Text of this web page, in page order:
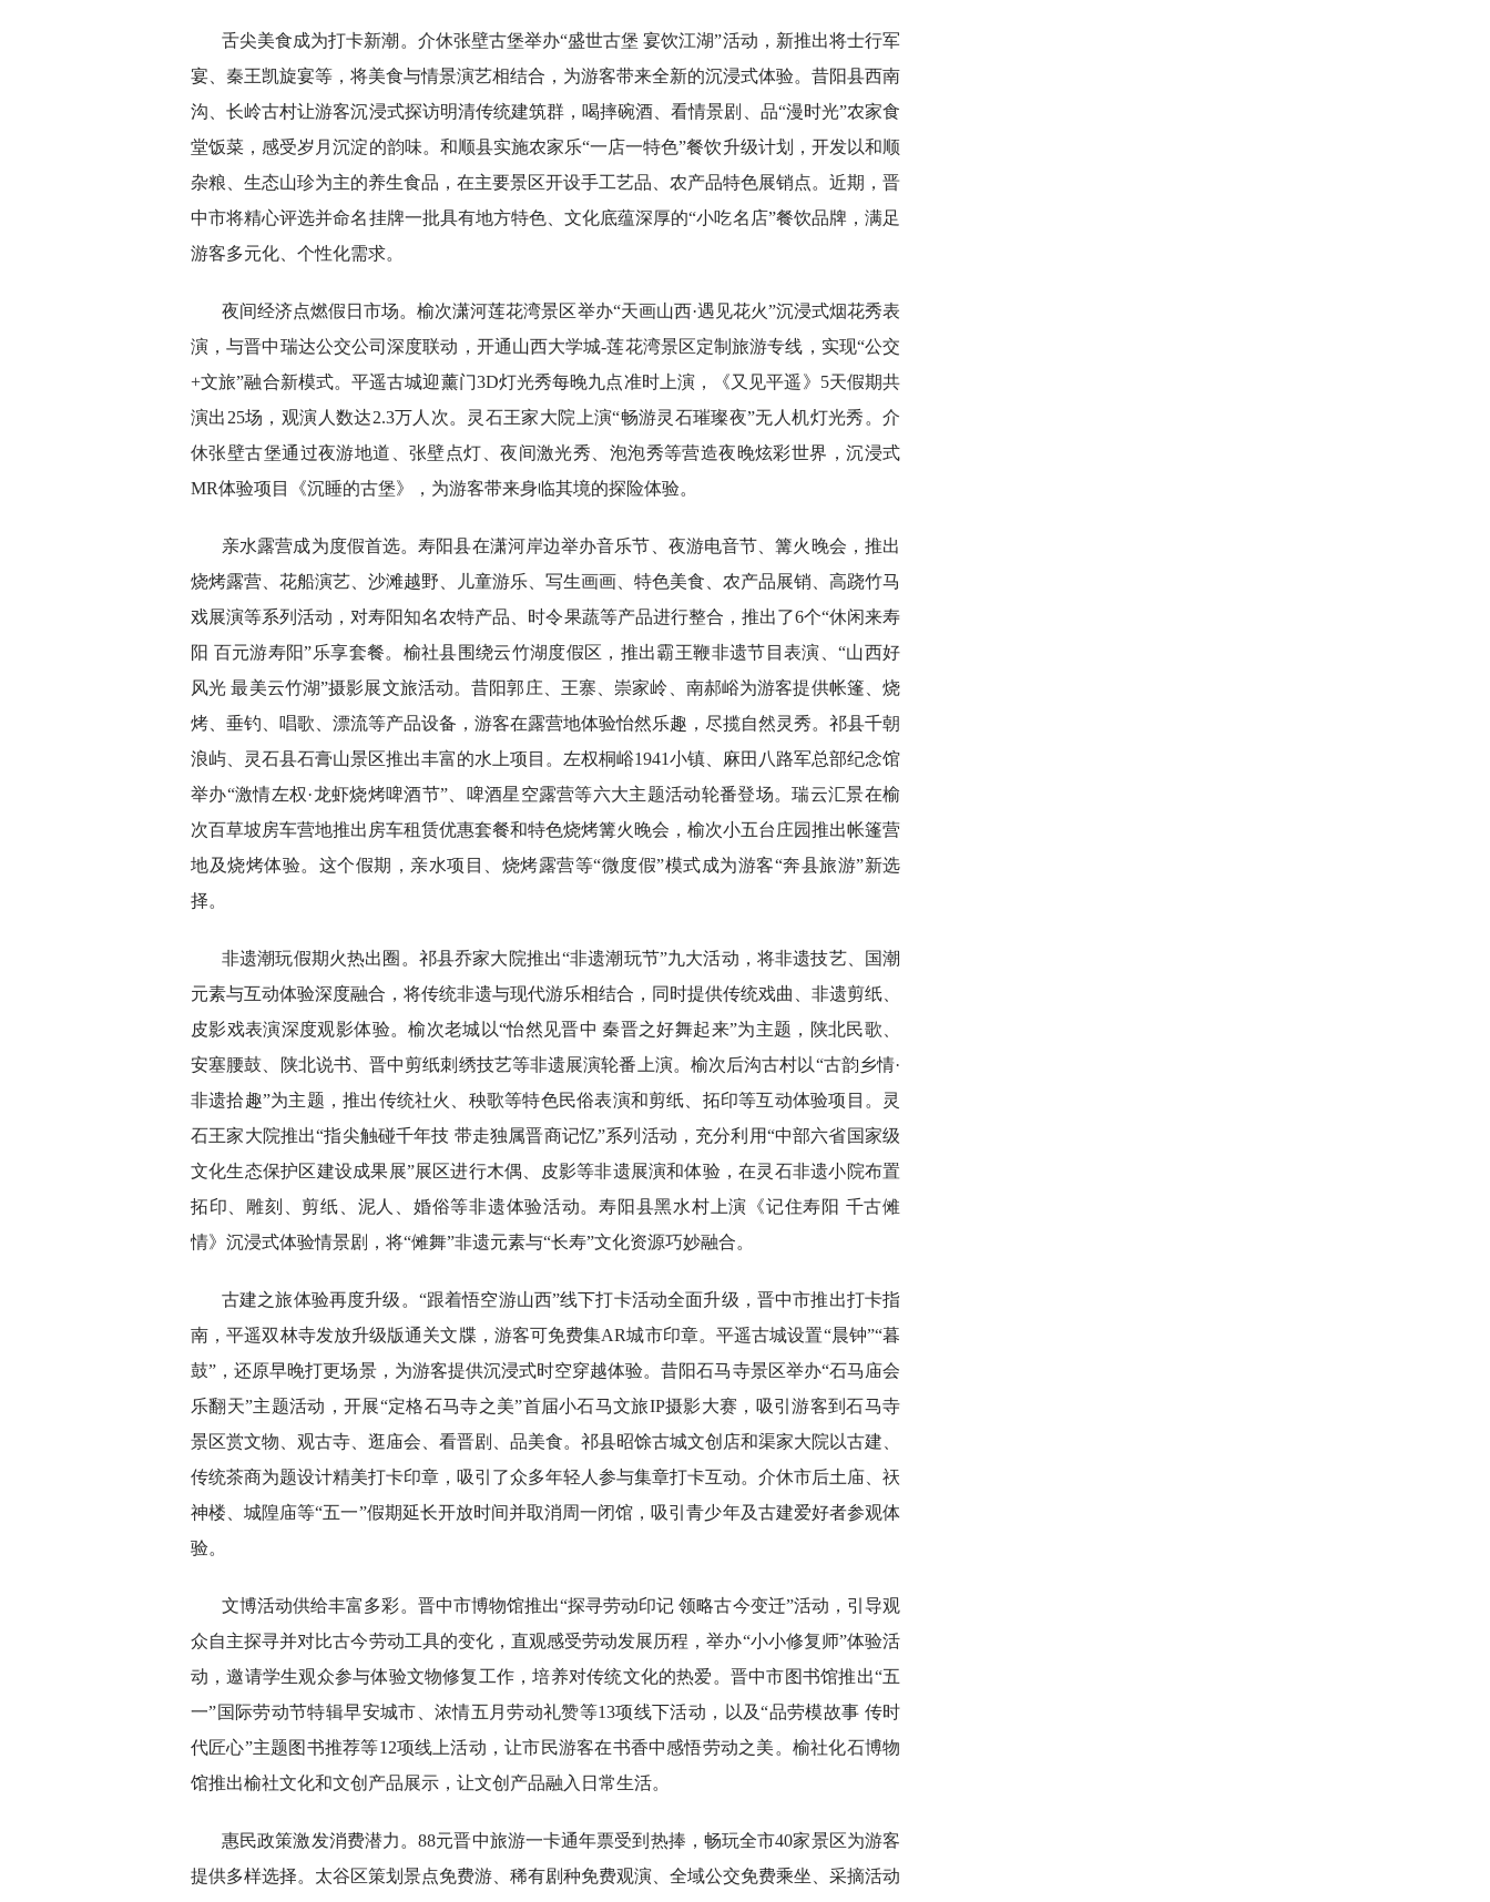
舌尖美食成为打卡新潮。介休张壁古堡举办“盛世古堡 宴饮江湖”活动，新推出将士行军
宴、秦王凯旋宴等，将美食与情景演艺相结合，为游客带来全新的沉浸式体验。昔阳县西南
沟、长岭古村让游客沉浸式探访明清传统建筑群，喝摔碗酒、看情景剧、品“漫时光”农家食
堂饭菜，感受岁月沉淀的韵味。和顺县实施农家乐“一店一特色”餐饮升级计划，开发以和顺
杂粮、生态山珍为主的养生食品，在主要景区开设手工艺品、农产品特色展销点。近期，晋
中市将精心评选并命名挂牌一批具有地方特色、文化底蕴深厚的“小吃名店”餐饮品牌，满足
游客多元化、个性化需求。
夜间经济点燃假日市场。榆次潇河莲花湾景区举办“天画山西·遇见花火”沉浸式烟花秀表
演，与晋中瑞达公交公司深度联动，开通山西大学城-莲花湾景区定制旅游专线，实现“公交
+文旅”融合新模式。平遥古城迎薰门3D灯光秀每晚九点准时上演，《又见平遥》5天假期共
演出25场，观演人数达2.3万人次。灵石王家大院上演“畅游灵石璀璨夜”无人机灯光秀。介
休张壁古堡通过夜游地道、张壁点灯、夜间激光秀、泡泡秀等营造夜晚炫彩世界，沉浸式
MR体验项目《沉睡的古堡》，为游客带来身临其境的探险体验。
亲水露营成为度假首选。寿阳县在潇河岸边举办音乐节、夜游电音节、篝火晚会，推出
烧烤露营、花船演艺、沙滩越野、儿童游乐、写生画画、特色美食、农产品展销、高跷竹马
戏展演等系列活动，对寿阳知名农特产品、时令果蔬等产品进行整合，推出了6个“休闲来寿
阳 百元游寿阳”乐享套餐。榆社县围绕云竹湖度假区，推出霸王鞭非遗节目表演、“山西好
风光 最美云竹湖”摄影展文旅活动。昔阳郭庄、王寨、崇家岭、南郝峪为游客提供帐篷、烧
烤、垂钓、唱歌、漂流等产品设备，游客在露营地体验怡然乐趣，尽揽自然灵秀。祁县千朝
浪屿、灵石县石膏山景区推出丰富的水上项目。左权桐峪1941小镇、麻田八路军总部纪念馆
举办“激情左权·龙虾烧烤啤酒节”、啤酒星空露营等六大主题活动轮番登场。瑞云汇景在榆
次百草坡房车营地推出房车租赁优惠套餐和特色烧烤篝火晚会，榆次小五台庄园推出帐篷营
地及烧烤体验。这个假期，亲水项目、烧烤露营等“微度假”模式成为游客“奔县旅游”新选
择。
非遗潮玩假期火热出圈。祁县乔家大院推出“非遗潮玩节”九大活动，将非遗技艺、国潮
元素与互动体验深度融合，将传统非遗与现代游乐相结合，同时提供传统戏曲、非遗剪纸、
皮影戏表演深度观影体验。榆次老城以“怡然见晋中 秦晋之好舞起来”为主题，陕北民歌、
安塞腰鼓、陕北说书、晋中剪纸刺绣技艺等非遗展演轮番上演。榆次后沟古村以“古韵乡情·
非遗拾趣”为主题，推出传统社火、秧歌等特色民俗表演和剪纸、拓印等互动体验项目。灵
石王家大院推出“指尖触碰千年技 带走独属晋商记忆”系列活动，充分利用“中部六省国家级
文化生态保护区建设成果展”展区进行木偶、皮影等非遗展演和体验，在灵石非遗小院布置
拓印、雕刻、剪纸、泥人、婚俗等非遗体验活动。寿阳县黑水村上演《记住寿阳 千古傩
情》沉浸式体验情景剧，将“傩舞”非遗元素与“长寿”文化资源巧妙融合。
古建之旅体验再度升级。“跟着悟空游山西”线下打卡活动全面升级，晋中市推出打卡指
南，平遥双林寺发放升级版通关文牒，游客可免费集AR城市印章。平遥古城设置“晨钟”“暮
鼓”，还原早晚打更场景，为游客提供沉浸式时空穿越体验。昔阳石马寺景区举办“石马庙会
乐翻天”主题活动，开展“定格石马寺之美”首届小石马文旅IP摄影大赛，吸引游客到石马寺
景区赏文物、观古寺、逛庙会、看晋剧、品美食。祁县昭馀古城文创店和渠家大院以古建、
传统茶商为题设计精美打卡印章，吸引了众多年轻人参与集章打卡互动。介休市后土庙、祆
神楼、城隍庙等“五一”假期延长开放时间并取消周一闭馆，吸引青少年及古建爱好者参观体
验。
文博活动供给丰富多彩。晋中市博物馆推出“探寻劳动印记 领略古今变迁”活动，引导观
众自主探寻并对比古今劳动工具的变化，直观感受劳动发展历程，举办“小小修复师”体验活
动，邀请学生观众参与体验文物修复工作，培养对传统文化的热爱。晋中市图书馆推出“五
一”国际劳动节特辑早安城市、浓情五月劳动礼赞等13项线下活动，以及“品劳模故事 传时
代匠心”主题图书推荐等12项线上活动，让市民游客在书香中感悟劳动之美。榆社化石博物
馆推出榆社文化和文创产品展示，让文创产品融入日常生活。
惠民政策激发消费潜力。88元晋中旅游一卡通年票受到热捧，畅玩全市40家景区为游客
提供多样选择。太谷区策划景点免费游、稀有剧种免费观演、全域公交免费乘坐、采摘活动